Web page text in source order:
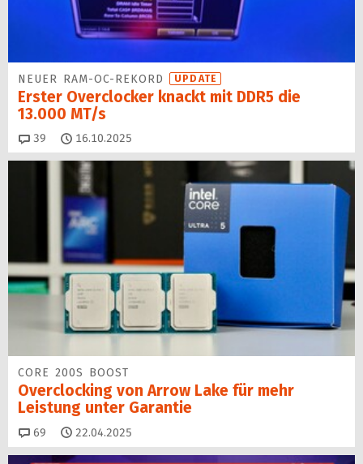
NEUER RAM-OC-REKORD UPDATE
Erster Overclocker knackt mit DDR5 die
13.000 MT/s
39 Kommentare
16.10.2025
CORE 200S BOOST
Overclocking von Arrow Lake für mehr
Leistung unter Garantie
69 Kommentare
22.04.2025